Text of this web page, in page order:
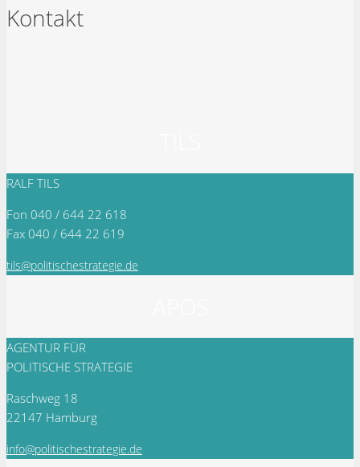
Kontakt
RALF TILS
Fon 040 / 644 22 618
Fax 040 / 644 22 619
tils@politischestrategie.de
AGENTUR FÜR
POLITISCHE STRATEGIE
Raschweg 18
22147 Hamburg
info@politischestrategie.de